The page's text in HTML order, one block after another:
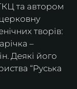
та автором
творів:
–
Деякі його
“Руська